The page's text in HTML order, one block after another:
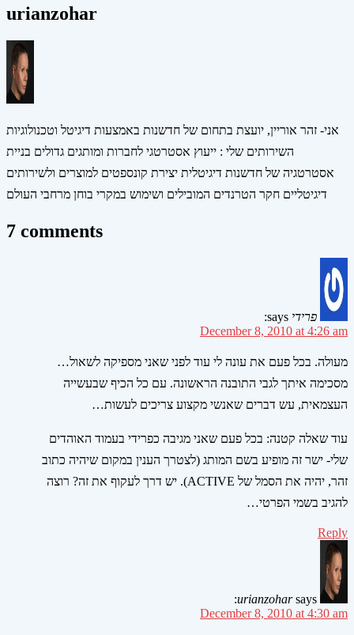
urianzohar
אני- זהר אוריין, יועצת בתחום של חדשנות באמצעות דיגיטל וטכנולוגיות
השירותים שלי : ייעוץ אסטרטגי לחברות ומותגים גדולים בניית
אסטרטגיה של חדשנות דיגיטלית יצירת קונספטים למוצרים ולשירותים
דיגיטליים חקר הטרנדים המובילים ושימוש במקרי בוחן מרחבי העולם
7 comments
פרידי says:
December 8, 2010 at 4:26 am
מעולה. בכל פעם את עונה לי עוד לפני שאני מספיקה לשאול…
מסכימה איתך לגבי התובנה הראשונה. עם כל הכיף שבעשייה
העצמאית, עש דברים שאנשי מקצוע צריכים לעשות…
עוד שאלה קטנה: בכל פעם שאני מגיבה כפרידי בעמוד האוהדים
שלי- ישר זה מופיע בשם המותג (לצטרך הענין במקום שיהיה כתוב
זהר, יהיה את הסמל של ACTIVE). יש דרך לעקוף את זה? רוצה
להגיב בשמי הפרטי…
Reply
urianzohar says:
December 8, 2010 at 4:30 am